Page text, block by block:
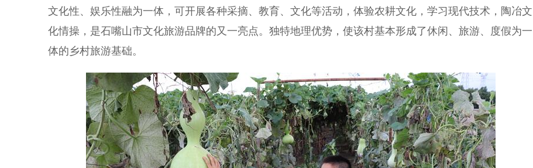
文化性、娱乐性融为一体，可开展各种采摘、教育、文化等活动，体验农耕文化，学习现代技术，陶冶文
化情操，是石嘴山市文化旅游品牌的又一亮点。独特地理优势，使该村基本形成了休闲、旅游、度假为一
体的乡村旅游基础。